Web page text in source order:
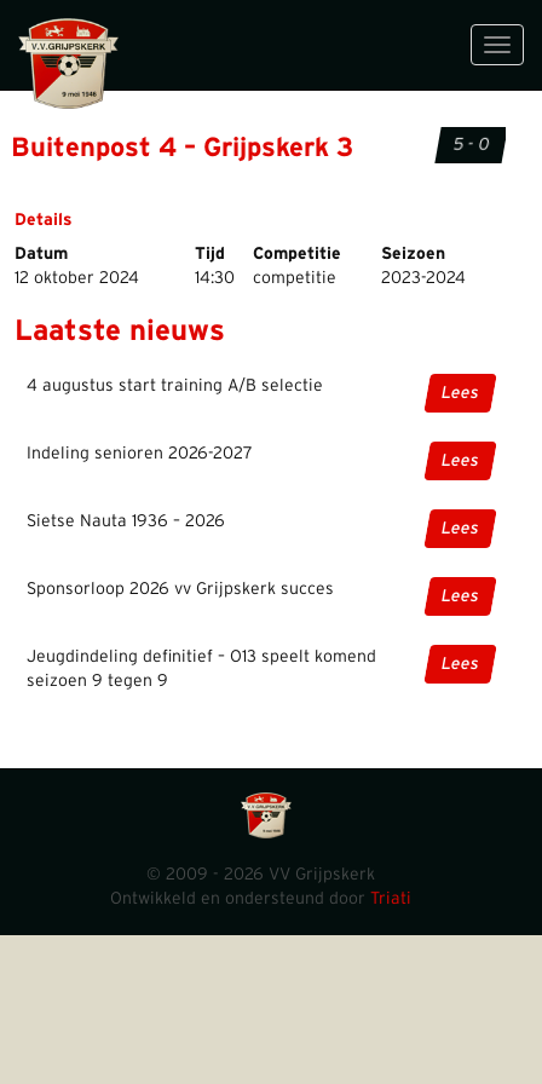
Buitenpost 4 – Grijpskerk 3 5 - 0
Details
Datum
Tijd Competitie
Seizoen
12 oktober 2024
14:30 competitie 2023-2024
Laatste nieuws
4 augustus start training A/B selectie Lees
Indeling senioren 2026-2027 Lees
Sietse Nauta 1936 – 2026 Lees
Sponsorloop 2026 vv Grijpskerk succes Lees
Jeugdindeling definitief – O13 speelt komend
seizoen 9 tegen 9
Lees
© 2009 - 2026 VV Grijpskerk
Ontwikkeld en ondersteund door Triati